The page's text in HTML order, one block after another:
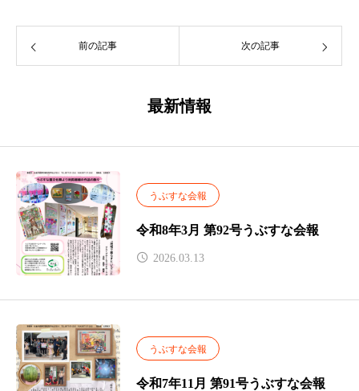
前の記事 次の記事
最新情報
うぶすな会報
令和8年3月 第92号うぶすな会報
2026.03.13
うぶすな会報
令和7年11月 第91号うぶすな会報